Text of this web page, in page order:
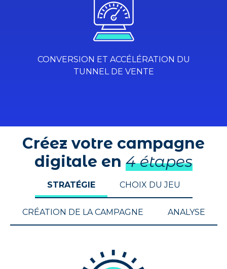
CONVERSION ET ACCÉLÉRATION DU
TUNNEL DE VENTE
Créez votre campagne
digitale en 4 étapes
STRATÉGIE CHOIX DU JEU
CRÉATION DE LA CAMPAGNE ANALYSE